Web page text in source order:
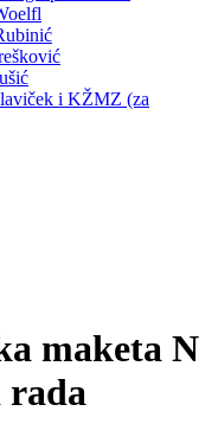
i KŽMZ (za
maketa N
rada